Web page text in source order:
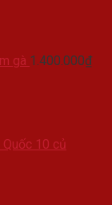
gà 1.400.000₫
10 củ